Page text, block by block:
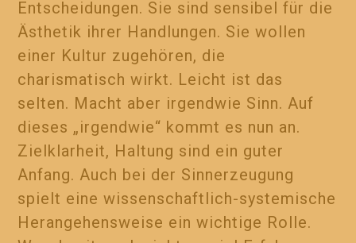
Entscheidungen. Sie sind sensibel für die
Ästhetik ihrer Handlungen. Sie wollen
einer Kultur zugehören, die
charismatisch wirkt. Leicht ist das
selten. Macht aber irgendwie Sinn. Auf
dieses „irgendwie“ kommt es nun an.
Zielklarheit, Haltung sind ein guter
Anfang. Auch bei der Sinnerzeugung
spielt eine wissenschaftlich-systemische
Herangehensweise ein wichtige Rolle.